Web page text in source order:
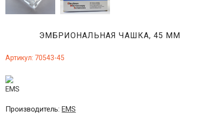
ЭМБРИОНАЛЬНАЯ ЧАШКА, 45 ММ
Артикул: 70543-45
Производитель:EMS